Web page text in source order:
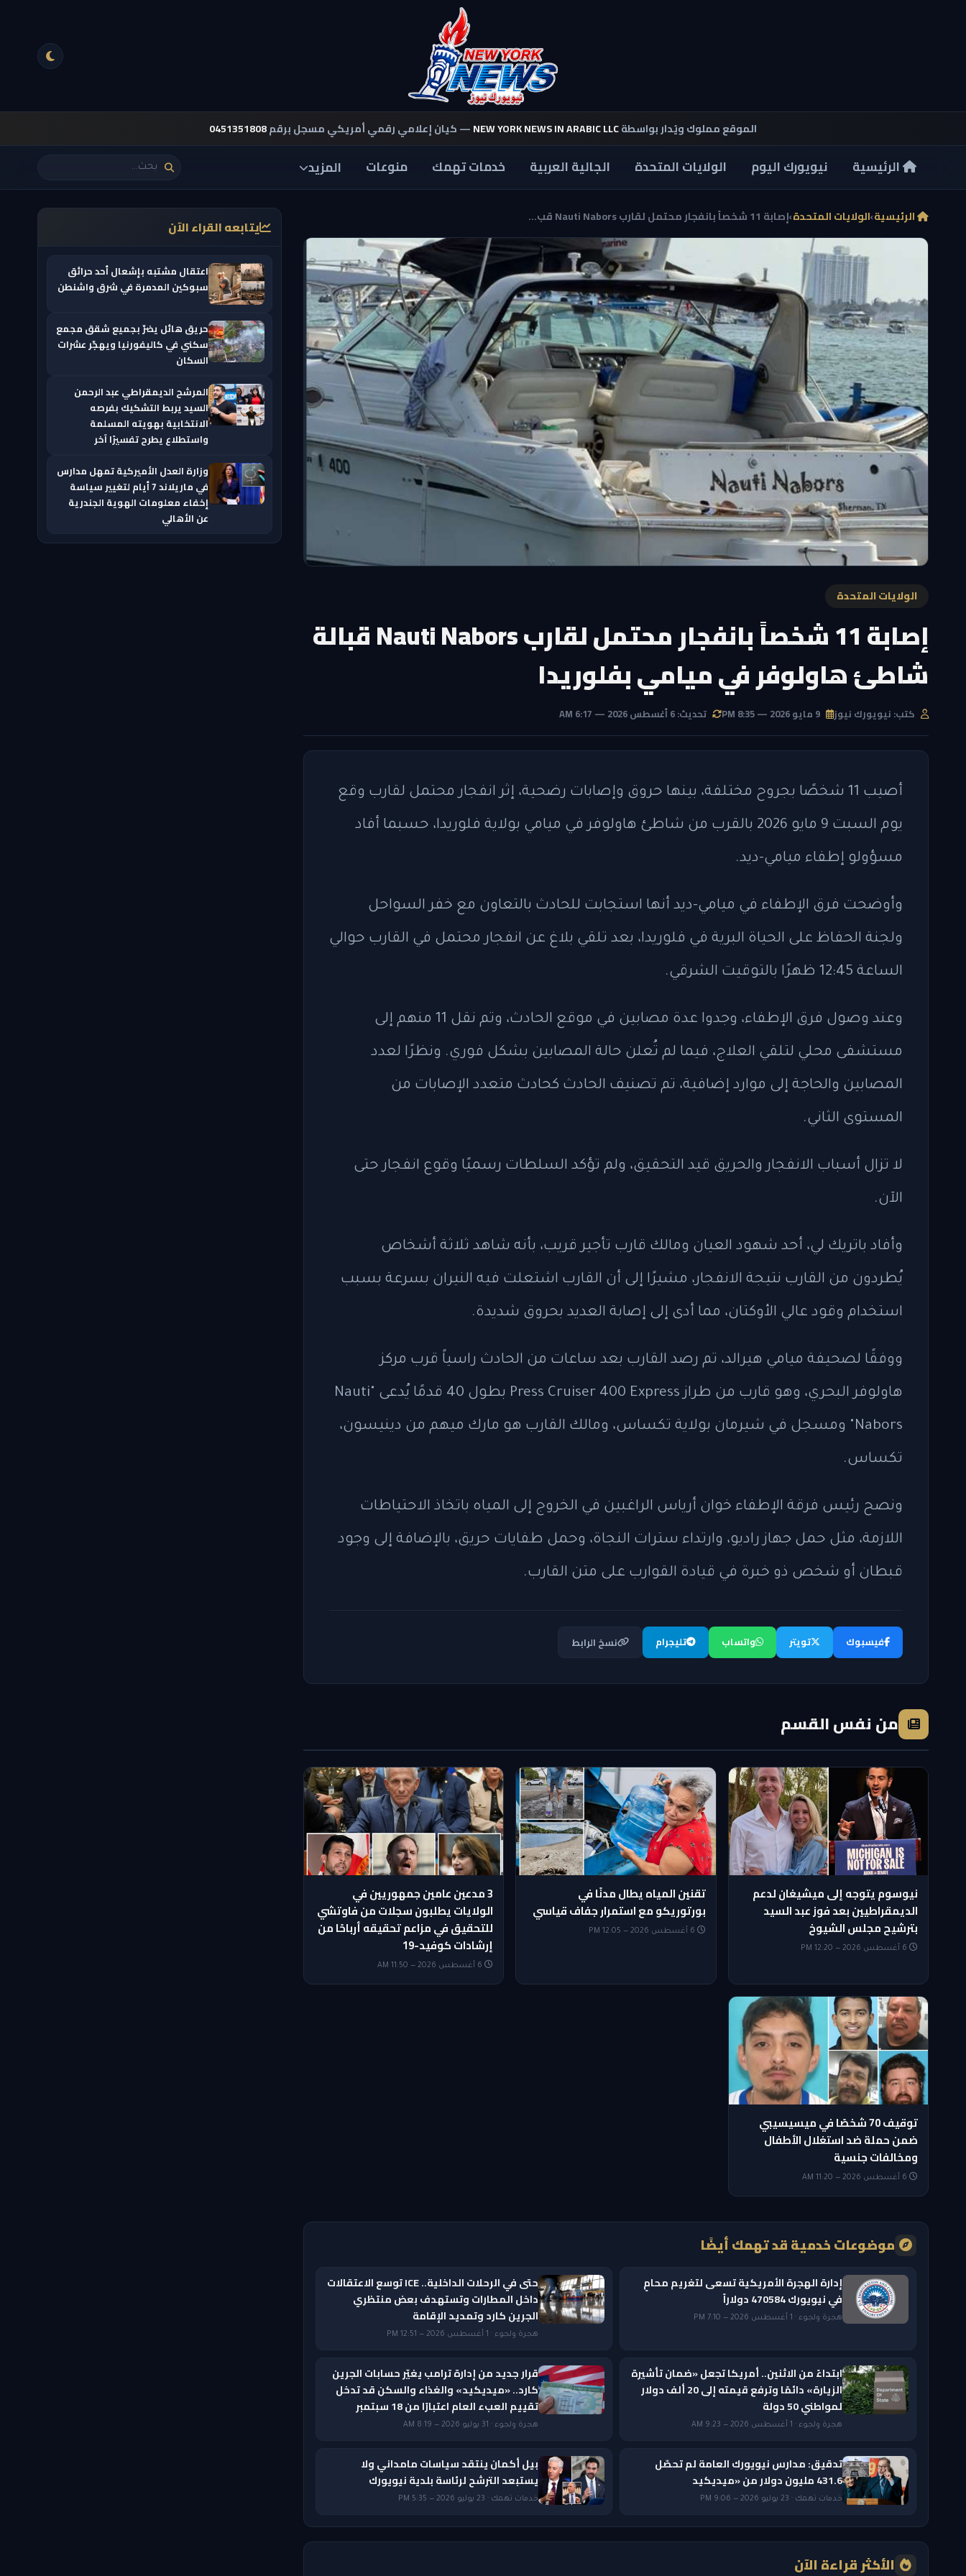
الموقع مملوك ويُدار بواسطةNEW YORK NEWS IN ARABIC LLC— كيان إعلامي رقمي أمريكي مسجل برقم0451351808
الرئيسية نيويورك اليوم الولايات المتحدة الجالية العربية خدمات تهمك منوعات المزيد
الرئيسية›الولايات المتحدة›إصابة 11 شخصاً بانفجار محتمل لقارب Nauti Nabors قب...
الولايات المتحدة
إصابة 11 شخصاً بانفجار محتمل لقارب Nauti Nabors قبالة
شاطئ هاولوفر في ميامي بفلوريدا
كتب: نيويورك نيوز تحديث: 6 أغسطس 2026 — 6:17 AM
أصيب 11 شخصًا بجروح مختلفة، بينها حروق وإصابات رضحية، إثر انفجار محتمل لقارب وقع
يوم السبت 9 مايو 2026 بالقرب من شاطئ هاولوفر في ميامي بولاية فلوريدا، حسبما أفاد
مسؤولو إطفاء ميامي-ديد.
وأوضحت فرق الإطفاء في ميامي-ديد أنها استجابت للحادث بالتعاون مع خفر السواحل
ولجنة الحفاظ على الحياة البرية في فلوريدا، بعد تلقي بلاغ عن انفجار محتمل في القارب حوالي
الساعة 12:45 ظهرًا بالتوقيت الشرقي.
وعند وصول فرق الإطفاء، وجدوا عدة مصابين في موقع الحادث، وتم نقل 11 منهم إلى
مستشفى محلي لتلقي العلاج، فيما لم تُعلن حالة المصابين بشكل فوري. ونظرًا لعدد
المصابين والحاجة إلى موارد إضافية، تم تصنيف الحادث كحادث متعدد الإصابات من
المستوى الثاني.
لا تزال أسباب الانفجار والحريق قيد التحقيق، ولم تؤكد السلطات رسميًا وقوع انفجار حتى
الآن.
وأفاد باتريك لي، أحد شهود العيان ومالك قارب تأجير قريب، بأنه شاهد ثلاثة أشخاص
يُطردون من القارب نتيجة الانفجار، مشيرًا إلى أن القارب اشتعلت فيه النيران بسرعة بسبب
استخدام وقود عالي الأوكتان، مما أدى إلى إصابة العديد بحروق شديدة.
ووفقًا لصحيفة ميامي هيرالد، تم رصد القارب بعد ساعات من الحادث راسياً قرب مركز
هاولوفر البحري، وهو قارب من طراز Press Cruiser 400 Express بطول 40 قدمًا يُدعى "Nauti
Nabors" ومسجل في شيرمان بولاية تكساس، ومالك القارب هو مارك ميهم من دينيسون،
تكساس.
ونصح رئيس فرقة الإطفاء خوان أرياس الراغبين في الخروج إلى المياه باتخاذ الاحتياطات
اللازمة، مثل حمل جهاز راديو، وارتداء سترات النجاة، وحمل طفايات حريق، بالإضافة إلى وجود
قبطان أو شخص ذو خبرة في قيادة القوارب على متن القارب.
فيسبوك تويتر واتساب تليجرام نسخ الرابط
من نفس القسم
نيوسوم يتوجه إلى ميشيغان لدعم
الديمقراطيين بعد فوز عبد السيد
بترشيح مجلس الشيوخ
تقنين المياه يطال مدنًا في
بورتوريكو مع استمرار جفاف قياسي
3 مدعين عامين جمهوريين في
الولايات يطلبون سجلات من فاوتشي
للتحقيق في مزاعم تحقيقه أرباحًا من
إرشادات كوفيد-19
6 أغسطس 2026 — 11:50 AM
توقيف 70 شخصًا في ميسيسيبي
ضمن حملة ضد استغلال الأطفال
ومخالفات جنسية
موضوعات خدمية قد تهمك أيضًا
إدارة الهجرة الأمريكية تسعى لتغريم محامٍ
في نيويورك 470584 دولاراً
هجرة ولجوء · 1 أغسطس 2026 — 7:10 PM
حتى في الرحلات الداخلية.. ICE توسع الاعتقالات
داخل المطارات وتستهدف بعض منتظري
الجرين كارد وتمديد الإقامة
هجرة ولجوء · 1 أغسطس 2026 — 12:51 PM
ابتداءً من الاثنين.. أمريكا تجعل «ضمان تأشيرة
الزيارة» دائمًا وترفع قيمته إلى 20 ألف دولار
لمواطني 50 دولة
هجرة ولجوء · 1 أغسطس 2026 — 9:23 AM
قرار جديد من إدارة ترامب يغيّر حسابات الجرين
كارد.. «ميديكيد» والغذاء والسكن قد تدخل
تقييم العبء العام اعتبارًا من 18 سبتمبر
هجرة ولجوء · 31 يوليو 2026 — 8:19 AM
تدقيق: مدارس نيويورك العامة لم تحصّل
431.6 مليون دولار من «ميديكيد
خدمات تهمك · 23 يوليو 2026 — 9:06 PM
بيل أكمان ينتقد سياسات مامداني ولا
يستبعد الترشح لرئاسة بلدية نيويورك
خدمات تهمك · 23 يوليو 2026 — 5:35 PM
الأكثر قراءة الآن
يتابعه القراء الآن
اعتقال مشتبه بإشعال أحد حرائق
سبوكين المدمرة في شرق واشنطن
حريق هائل يضرّ بجميع شقق مجمع
سكني في كاليفورنيا ويهجّر عشرات
السكان
المرشح الديمقراطي عبد الرحمن
السيد يربط التشكيك بفرصه
الانتخابية بهويته المسلمة
واستطلاع يطرح تفسيرًا آخر
وزارة العدل الأميركية تمهل مدارس
في ماريلاند 7 أيام لتغيير سياسة
إخفاء معلومات الهوية الجندرية
عن الأهالي